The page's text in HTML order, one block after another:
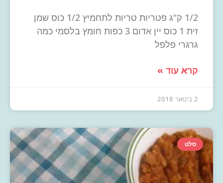
1/2 ק"ג פטריות טריות לתחמיץ 1/2 כוס שמן
זית 1 כוס יין אדום 3 כפות חומץ בלסמי כמה
גרגרי פלפל
קרא עוד »
2 בינואר 2018
סלט